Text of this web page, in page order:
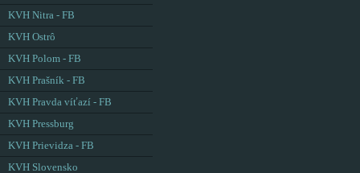
KVH Nitra - FB
KVH Ostrô
KVH Polom - FB
KVH Prašník - FB
KVH Pravda víťazí - FB
KVH Pressburg
KVH Prievidza - FB
KVH Slovensko